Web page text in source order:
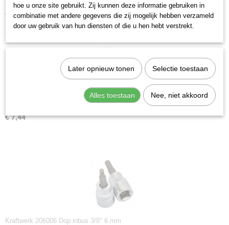
Aandrijfgrootte: 3/8 inch
€ 7,44
Kraftwerk 206006 Dop inbus 3/8" 6 mm
hoe u onze site gebruikt. Zij kunnen deze informatie gebruiken in
combinatie met andere gegevens die zij mogelijk hebben verzameld
door uw gebruik van hun diensten of die u hen hebt verstrekt.
Later opnieuw tonen Selectie toestaan
Alles toestaan Nee, niet akkoord